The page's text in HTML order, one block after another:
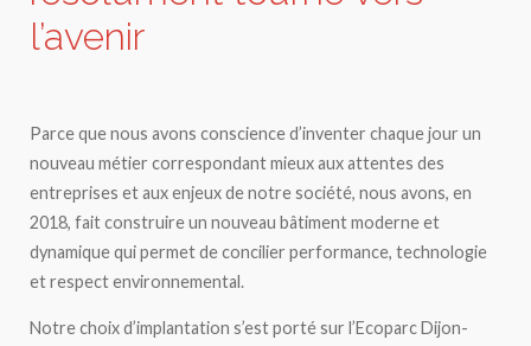
l’avenir
Parce que nous avons conscience d’inventer chaque jour un
nouveau métier correspondant mieux aux attentes des
entreprises et aux enjeux de notre société, nous avons, en
2018, fait construire un nouveau bâtiment moderne et
dynamique qui permet de concilier performance, technologie
et respect environnemental.
Notre choix d’implantation s’est porté sur l’Ecoparc Dijon-